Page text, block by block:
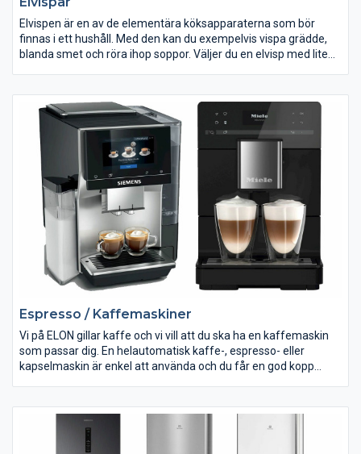
Elvispen är en av de elementära köksapparaterna som bör
finnas i ett hushåll. Med den kan du exempelvis vispa grädde,
blanda smet och röra ihop soppor. Väljer du en elvisp med lite
Hos Elon hittar du elvispar både med och utan stativ och med
olika mycket effekt.
Espresso / Kaffemaskiner
Vi på ELON gillar kaffe och vi vill att du ska ha en kaffemaskin
som passar dig. En helautomatisk kaffe-, espresso- eller
kapselmaskin är enkel att använda och du får en god kopp
Med hjälp av en kaffemaskin, espressomaskin eller
kapselmaskin kan du servera dig själv och dina gäster